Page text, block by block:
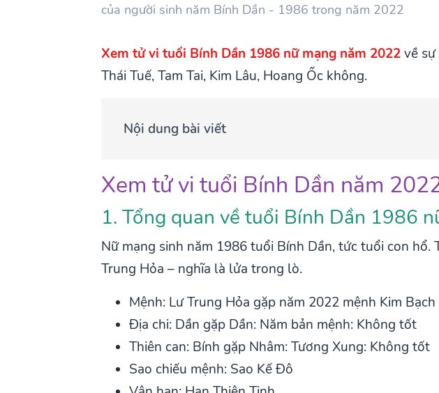
của người sinh năm Bính Dần - 1986 trong năm 2022
Xem tử vi tuổi Bính Dần 1986 nữ mạng năm 2022về
Thái Tuế, Tam Tai, Kim Lâu, Hoang Ốc không.
Nội dung bài viết
Xem tử vi tuổi Bính Dần năm
1. Tổng quan về tuổi Bính Dần 1986
Nữ mạng sinh năm 1986 tuổi Bính Dần, tức tuổi con
Trung Hỏa – nghĩa là lửa trong lò.
Mệnh: Lư Trung Hỏa gặp năm 2022 mệnh Kim
Địa chi: Dần gặp Dần: Năm bản mệnh: Không tốt
Thiên can: Bính gặp Nhâm: Tương Xung: Không tốt
Sao chiếu mệnh: Sao Kế Đô